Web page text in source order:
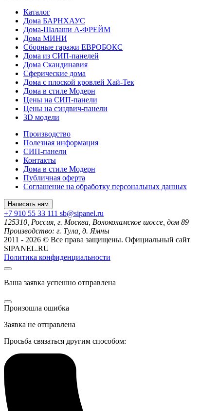
Каталог
Дома БАРНХАУС
Дома-Шалаши А-ФРЕЙМ
Дома МИНИ
Сборные гаражи ЕВРОБОКС
Дома из СИП-панелей
Дома Скандинавия
Сферические дома
Дома с плоской кровлей Хай-Тек
Дома в стиле Модерн
Цены на СИП-панели
Цены на сэндвич-панели
3D модели
Производство
Полезная информация
СИП-панели
Контакты
Дома в стиле Модерн
Публичная оферта
Соглашение на обработку персональных данных
Написать нам
+7 910 55 33 111 sb@sipanel.ru
125310, Россия, г. Москва, Волоколамское шоссе, дом 89
Производство: г. Тула, д. Ямны
2011 - 2026 © Все права защищены. Официальный сайт
SIPANEL.RU
Политика конфиденциальности
Ваша заявка успешно отправлена
Произошла ошибка
Заявка не отправлена
Просьба связаться другим способом: